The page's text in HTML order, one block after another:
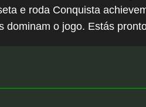
e roda Conquista
dominam o jogo. Estás